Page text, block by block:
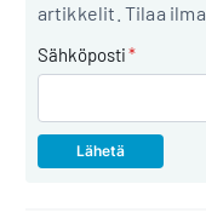
artikkelit. Tilaa
Sähköposti*